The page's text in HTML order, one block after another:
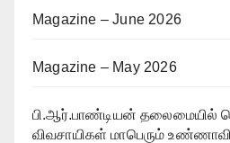
Magazine – June 2026
Magazine – May 2026
பி.ஆர்.பாண்டியன் தலைமையில்
விவசாயிகள் மாபெரும்